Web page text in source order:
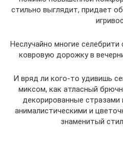
стильно выглядит, придает
Неслучайно многие
ковровую дорожку в
И вряд ли кого-то удивишь
миксом, как атласный
декорированные стразами
анималистическими и
знаменитый